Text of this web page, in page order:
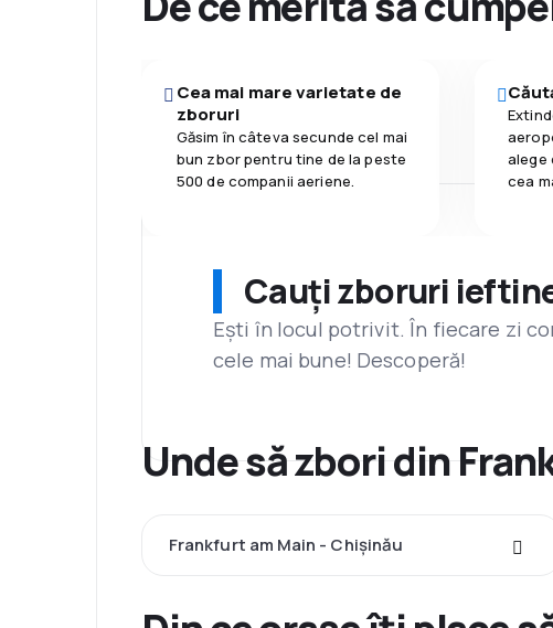
Cea mai mare varietate de
zboruri
Găsim în câteva secunde cel mai
bun zbor pentru tine de la peste
500 de companii aeriene.
alege
cea
Cauți zboruri
Ești în locul potrivit. În fiecare zi
cele mai bune! Descoperă!
Unde să zbori din
Frankfurt am Main - Chişinău